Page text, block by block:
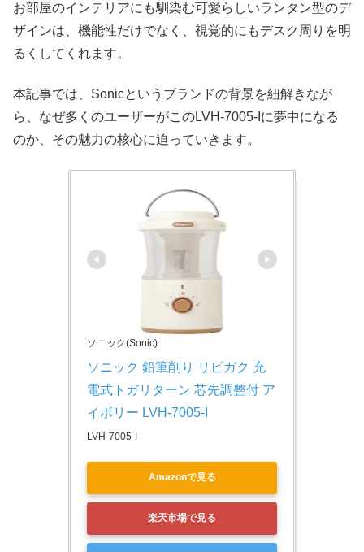
お部屋のインテリアにも馴染む可愛らしいランタン型のデ
ザインは、機能性だけでなく、視覚的にもデスク周りを明
るくしてくれます。
本記事では、Sonicというブランドの背景を紐解きなが
ら、なぜ多くのユーザーがこのLVH-7005-Iに夢中になる
のか、その魅力の核心に迫っていきます。
ソニック(Sonic)
ソニック 鉛筆削り リビガク 充
電式トガリターン 芯先調整付 ア
イボリー LVH-7005-I
LVH-7005-I
Amazonで見る
楽天市場で見る